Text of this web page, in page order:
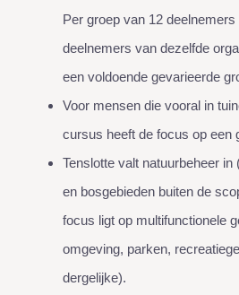
Per groep van 12
deelnemers van dezelfde
een voldoende gevarieerde
Voor mensen die vooral in
cursus heeft de focus op een
Tenslotte valt natuurbeheer in
en bosgebieden buiten de
focus ligt op multifunctionele
omgeving, parken,
dergelijke).